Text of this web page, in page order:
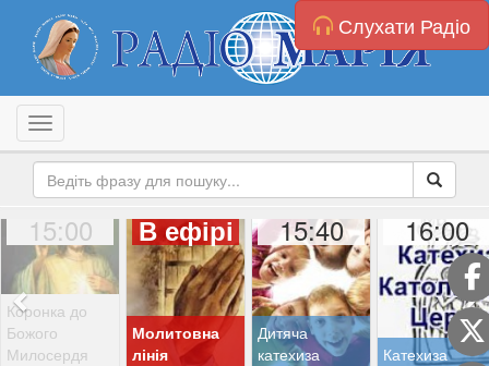
Слухати Радіо
Toggle navigation
15:00
Коронка до
Божого
Милосердя
В ефірі
Молитовна
лінія
15:40
Дитяча
катехиза
16:00
Катехиза